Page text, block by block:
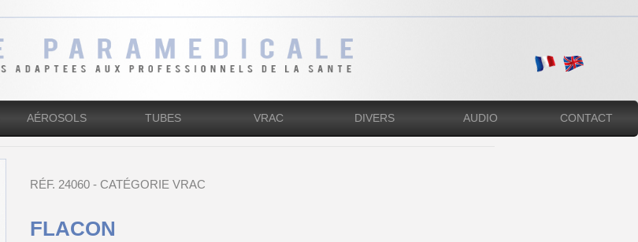
AÉROSOLS TUBES VRAC DIVERS AUDIO CONTACT
RÉF. 24060 - CATÉGORIE VRAC
FLACON